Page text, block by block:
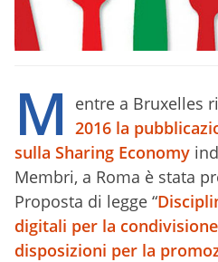
M entre a Bruxelles
2016 la
sulla Sharing Economy
Membri, a Roma è stata
Proposta di legge “
digitali per la
disposizioni per la